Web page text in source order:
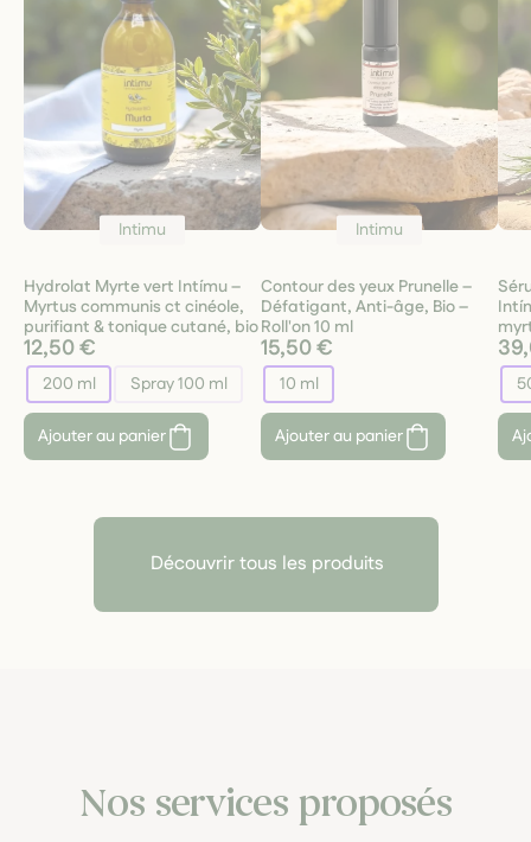
Intimu
Hydrolat Myrte vert Intímu –
Myrtus communis ct cinéole,
purifiant & tonique cutané, bio
12,50 €
200 ml Spray 100 ml
Ajouter au panier
Intimu
Contour des yeux Prunelle –
Défatigant, Anti-âge, Bio –
Roll'on 10 ml
15,50 €
10 ml
Ajouter au panier
Découvrir tous les produits
Nos services proposés